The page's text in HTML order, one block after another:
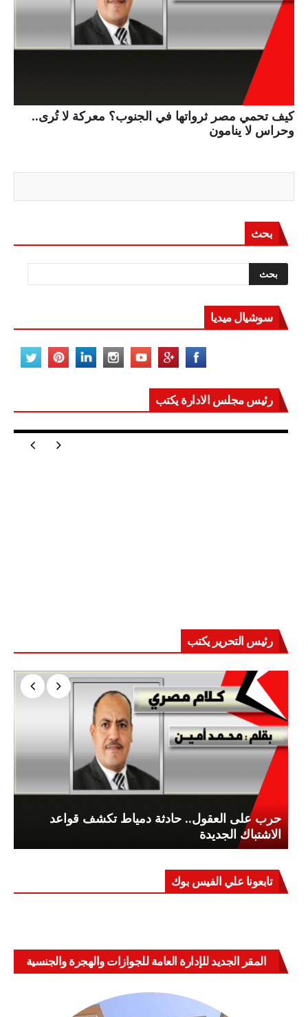
كيف تحمي مصر ثرواتها في الجنوب؟ معركة لا تُرى..
وحراس لا ينامون
بحث
سوشيال ميديا
رئيس مجلس الادارة يكتب
مصر تعيد للعالم اتزانه
رئيس التحرير يكتب
حرب على العقول.. حادثة دمياط تكشف قواعد
الاشتباك الجديدة
تابعونا علي الفيس بوك
المقر الجديد للإدارة العامة للجوازات والهجرة والجنسية